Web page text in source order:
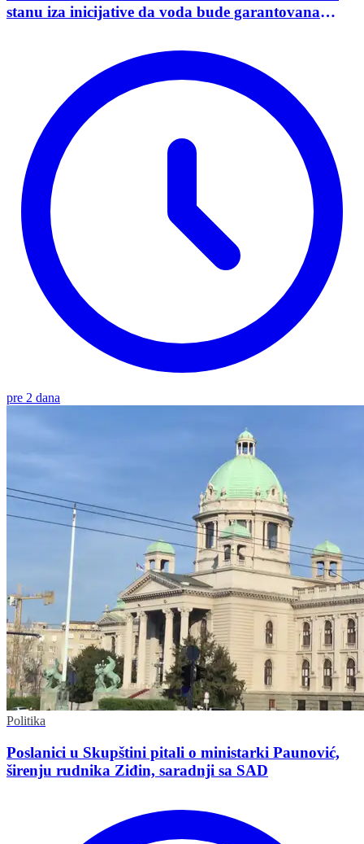
stanu iza inicijative da voda bude garantovana
pre 2 dana
Politika
Poslanici u Skupštini pitali o ministarki Paunović,
širenju rudnika Ziđin, saradnji sa SAD